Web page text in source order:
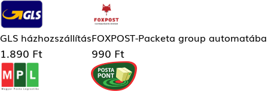
GLS házhozszállítás
1.890 Ft
FOXPOST-Packeta group automatába
990 Ft